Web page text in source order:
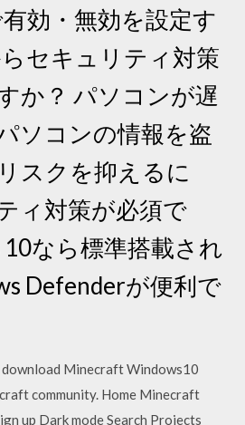
効・無効を設定す
セキュリティ対策
か？ パソコンが遅
ソコンの情報を盗
スクを抑えるに
ィ対策が必須で
なら標準搭載され
Defenderが便利で
Minecraft Windows10
community. Home Minecraft
up Dark mode Search Projects